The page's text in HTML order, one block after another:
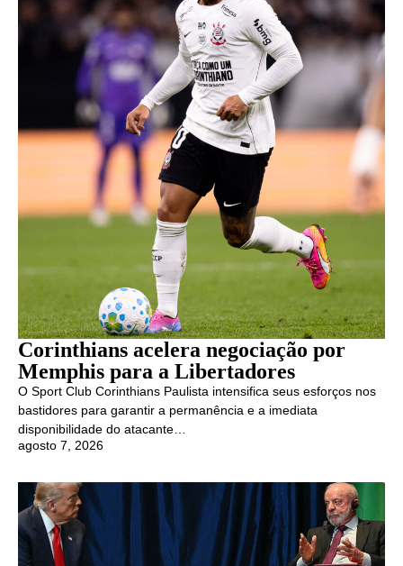
Corinthians acelera negociação por
Memphis para a Libertadores
O Sport Club Corinthians Paulista intensifica seus esforços nos
bastidores para garantir a permanência e a imediata
disponibilidade do atacante…
agosto 7, 2026